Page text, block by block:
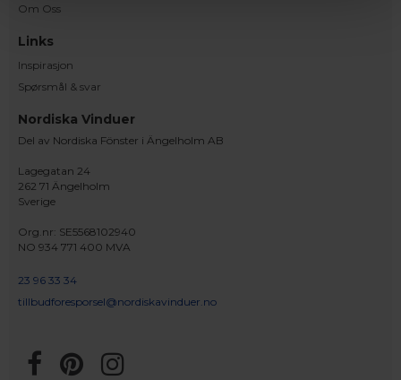
Om Oss
Links
Inspirasjon
Spørsmål & svar
Nordiska Vinduer
Del av Nordiska Fönster i Ängelholm AB
Lagegatan 24
262 71 Ängelholm
Sverige
Org.nr: SE5568102940
NO 934 771 400 MVA
23 96 33 34
tillbudforesporsel@nordiskavinduer.no